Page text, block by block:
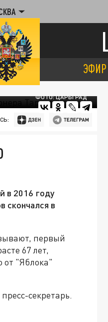
ЭФИР
ФОТО: ЦАРЬГРАД
в 2016 году
скончался в
первый
67 лет,
от "Яблока"
секретарь.